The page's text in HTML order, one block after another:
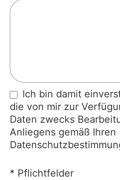
Ich bin damit
die von mir zur
Daten zwecks
Anliegens gemäß Ihren
* Pflichtfelder